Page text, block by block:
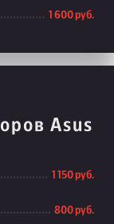
1 600 руб.
Asus
1 150 руб.
800 руб.